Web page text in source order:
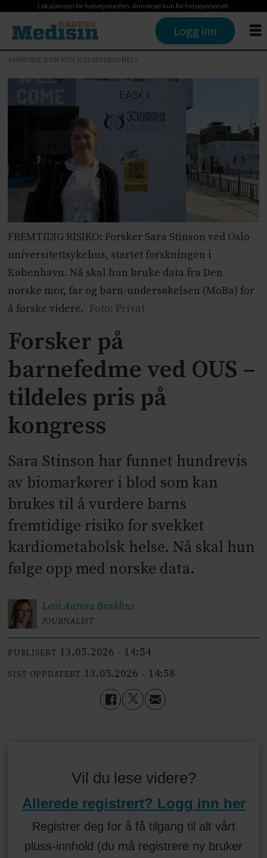
Lokalavisen for helsetjenesten. Annonser kun for helsepersonell.
Logg inn
ANNONSE KUN FOR HELSEPERSONELL
FREMTIDIG RISIKO: Forsker Sara Stinson ved Oslo
universitettsykehus, startet forskningen i
København. Nå skal hun bruke data fra Den
norske mor, far og barn-undersøkelsen (MoBa) for
å forske videre. Foto: Privat
Forsker på
barnefedme ved OUS –
tildeles pris på
kongress
Sara Stinson har funnet hundrevis
av biomarkører i blod som kan
brukes til å vurdere barns
fremtidige risiko for svekket
kardiometabolsk helse. Nå skal hun
følge opp med norske data.
Leni AuroraBrækhus
JOURNALIST
PUBLISERT 13.05.2026 - 14:54
SIST OPPDATERT 13.05.2026 - 14:58
Vil du lese videre?
Allerede registrert? Logg inn her
Registrer deg for å få tilgang til alt vårt
pluss-innhold (du må registrere ny bruker